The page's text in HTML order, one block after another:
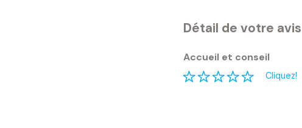
Détail de votre avis
Accueil et conseil
Cliquez!